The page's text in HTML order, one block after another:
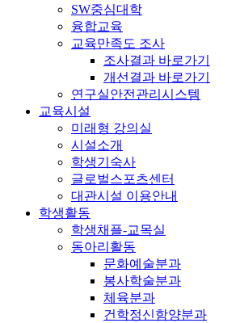
SW중심대학
융합교육
교육만족도 조사
조사결과 바로가기
개선결과 바로가기
연구실안전관리시스템
교육시설
미래형 강의실
시설소개
학생기숙사
글로벌스포츠센터
대관시설 이용안내
학생활동
학생채플-교목실
동아리활동
문화예술분과
봉사학술분과
체육분과
건학정신함양분과